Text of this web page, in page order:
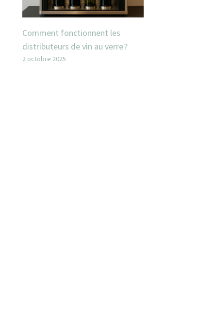
Comment fonctionnent les
distributeurs de vin au verre ?
2 octobre 2025